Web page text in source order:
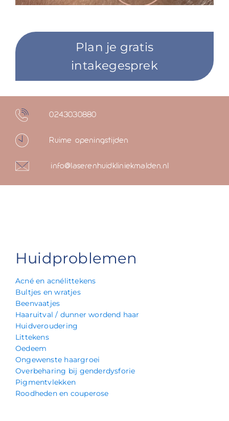
Plan je gratis
intakegesprek
0243030880
Ruime openingstijden
info@laserenhuidkliniekmalden.nl
Huidproblemen
Acné en acnélittekens
Bultjes en wratjes
Beenvaatjes
Haaruitval / dunner wordend haar
Huidveroudering
Littekens
Oedeem
Ongewenste haargroei
Overbeharing bij genderdysforie
Pigmentvlekken
Roodheden en couperose